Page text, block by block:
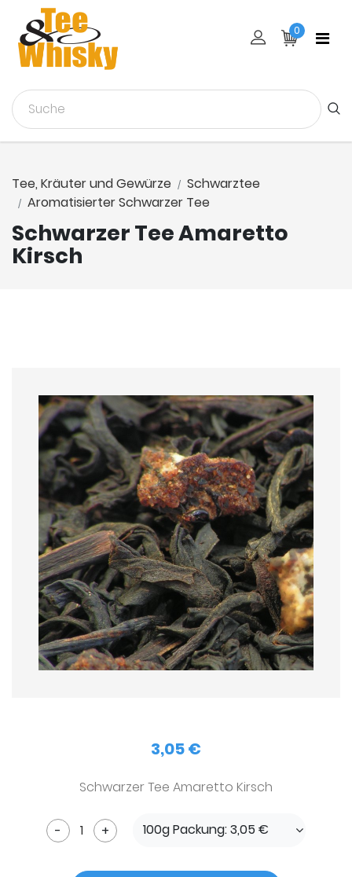
0
Schwarzer Tee Amaretto
Kirsch
Tee, Kräuter und Gewürze
Schwarztee
Aromatisierter Schwarzer Tee
3,05 €
Schwarzer Tee Amaretto Kirsch
- + 100g Packung: 3,05 €